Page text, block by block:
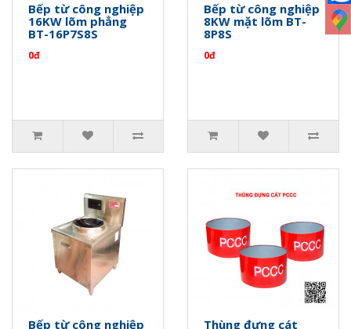
Bếp từ công nghiệp
16KW lõm phẳng
BT-16P7S8S
0đ
Bếp từ công nghiệp
8KW mặt lõm BT-
8P8S
0đ
Bếp từ công nghiệp
Thùng đựng cát